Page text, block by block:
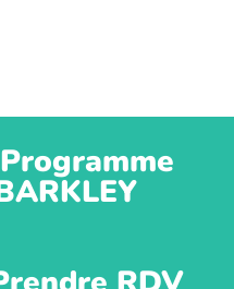
Programme